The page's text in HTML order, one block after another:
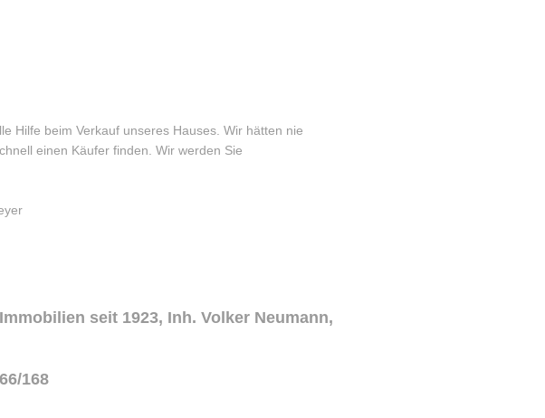
Hilfe beim Verkauf unseres Hauses. Wir hätten nie
einen Käufer finden. Wir werden Sie
seit 1923, Inh. Volker Neumann,
168